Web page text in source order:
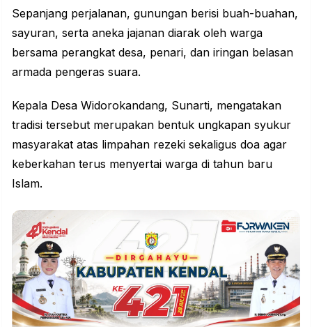
Sepanjang perjalanan, gunungan berisi buah-buahan,
sayuran, serta aneka jajanan diarak oleh warga
bersama perangkat desa, penari, dan iringan belasan
armada pengeras suara.
Kepala Desa Widorokandang, Sunarti, mengatakan
tradisi tersebut merupakan bentuk ungkapan syukur
masyarakat atas limpahan rezeki sekaligus doa agar
keberkahan terus menyertai warga di tahun baru
Islam.